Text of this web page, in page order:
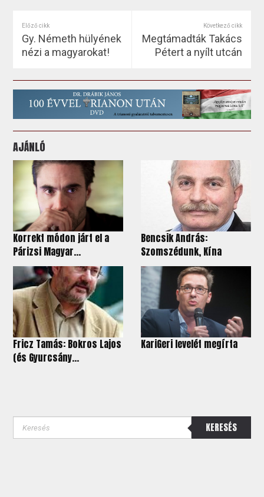
Előző cikk
Gy. Németh hülyének
nézi a magyarokat!
Következő cikk
Megtámadták Takács
Pétert a nyílt utcán
AJÁNLÓ
Korrekt módon járt el a
Párizsi Magyar...
Bencsik András:
Szomszédunk, Kína
Fricz Tamás: Bokros Lajos
(és Gyurcsány...
KariGeri levelét megírta
KERESÉS